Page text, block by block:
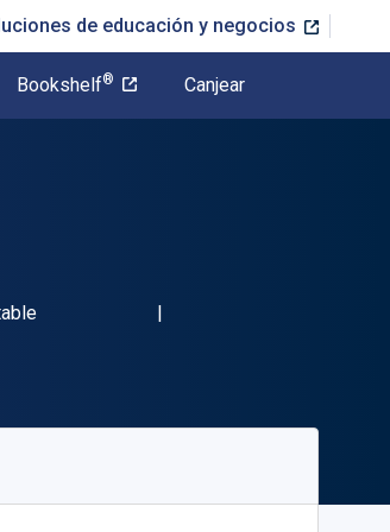
de educación y negocios
Bookshelf® Canjear